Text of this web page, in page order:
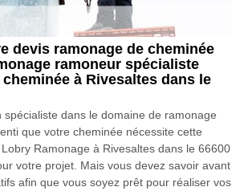
devis ramonage de cheminée
ramoneur spécialiste
à Rivesaltes dans le
spécialiste dans le domaine de ramonage
que votre cheminée nécessite cette
Ramonage à Rivesaltes dans le 66600
votre projet. Mais vous devez savoir avant
afin que vous soyez prêt pour réaliser vos